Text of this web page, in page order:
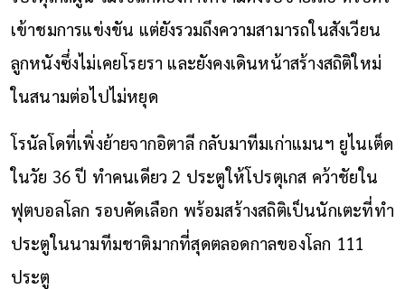
เข้าชมการแข่งขัน แต่ยังรวมถึงความสามารถในสังเวียน
ลูกหนังซึ่งไม่เคยโรยรา และยังคงเดินหน้าสร้างสถิติใหม่
ในสนามต่อไปไม่หยุด
โรนัลโดที่เพิ่งย้ายจากอิตาลี กลับมาทีมเก่าแมนฯ ยูไนเต็ด
ในวัย 36 ปี ทำคนเดียว 2 ประตูให้โปรตุเกส คว้าชัยใน
ฟุตบอลโลก รอบคัดเลือก พร้อมสร้างสถิติเป็นนักเตะที่ทำ
ประตูในนามทีมชาติมากที่สุดตลอดกาลของโลก 111
ประตู